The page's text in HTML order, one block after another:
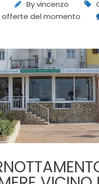
Byvincenzo
offerte del momento